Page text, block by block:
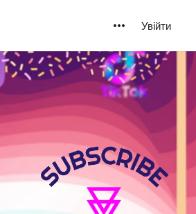
Увійти